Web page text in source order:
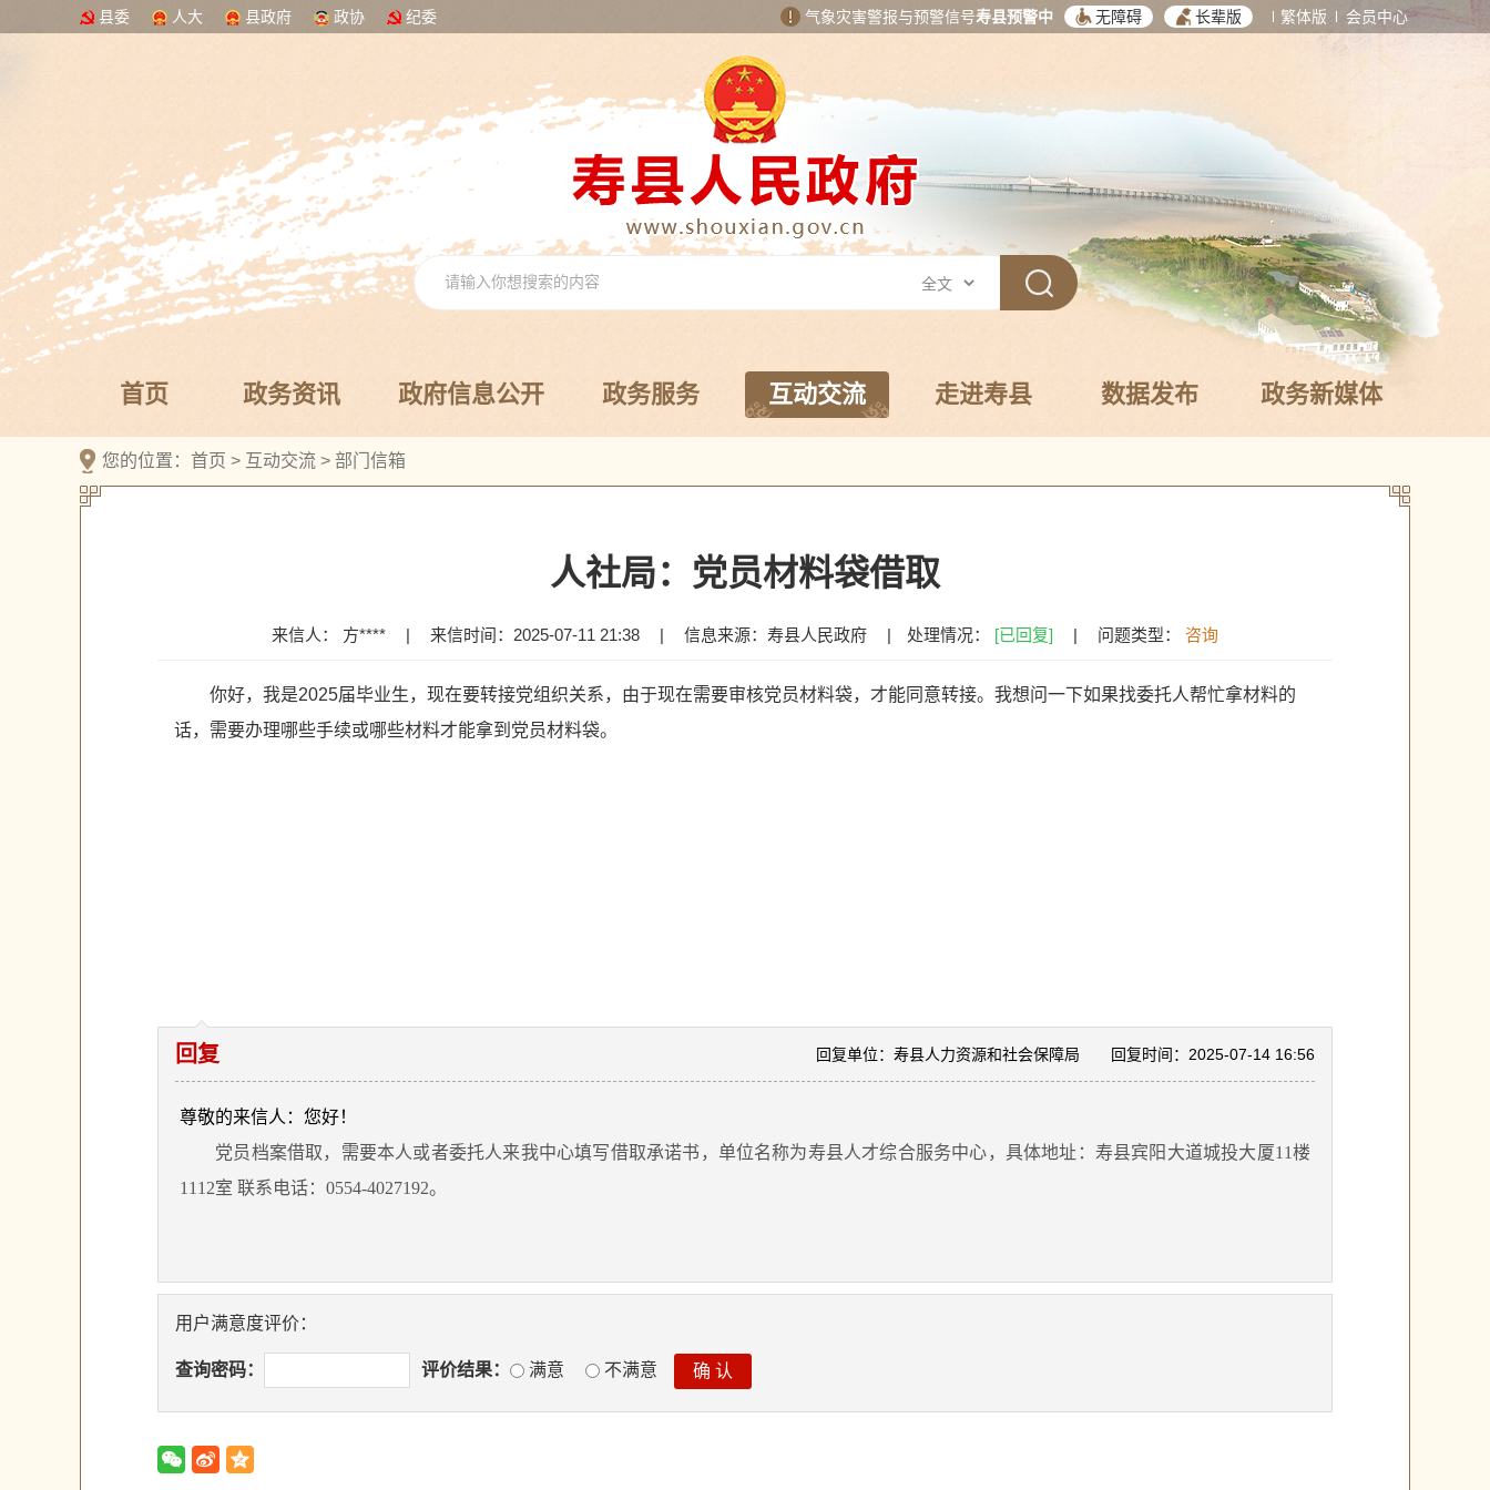
县委 人大 县政府 政协 纪委 气象灾害警报与预警信号寿县预警中 无障碍 长辈版 繁体版 会员中心
首页 政务资讯 政府信息公开 政务服务 互动交流 走进寿县 数据发布 政务新媒体
您的位置： 首页 > 互动交流 > 部门信箱
人社局：党员材料袋借取
来信人： 方**** | 来信时间：2025-07-11 21:38 | 信息来源：寿县人民政府 | 处理情况： [已回复] | 问题类型： 咨询
你好，我是2025届毕业生，现在要转接党组织关系，由于现在需要审核党员材料袋，才能同意转接。我想问一下如果找委托人帮忙拿材料的
话，需要办理哪些手续或哪些材料才能拿到党员材料袋。
回复时间：2025-07-14 16:56
回复单位：寿县人力资源和社会保障局
回复
尊敬的来信人：您好！
党员档案借取，需要本人或者委托人来我中心填写借取承诺书，单位名称为寿县人才综合服务中心，具体地址：寿县宾阳大道城投大厦11楼
1112室 联系电话：0554-4027192。
用户满意度评价：
查询密码： 评价结果： 满意 不满意